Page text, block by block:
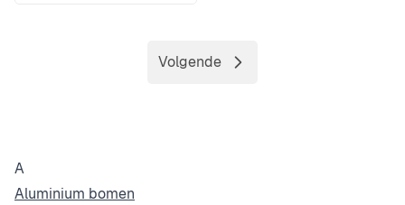
Pagina
Volgende
A
Aluminium bomen